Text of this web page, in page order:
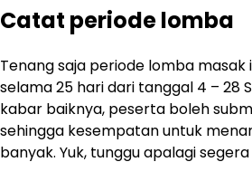
Catat periode lomba
Tenang saja periode lomba masak
selama 25 hari dari tanggal 4 – 28
kabar baiknya, peserta boleh
sehingga kesempatan untuk
banyak. Yuk, tunggu apalagi